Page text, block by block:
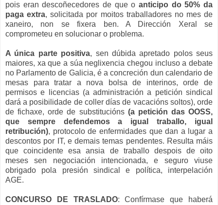
pois eran descoñecedores de que o anticipo do 50% da
paga extra, solicitada por moitos traballadores no mes de
xaneiro, non se fixera ben. A Dirección Xeral se
comprometeu en solucionar o problema.
A única parte positiva, sen dúbida apretado polos seus
maiores, xa que a súa neglixencia chegou incluso a debate
no Parlamento de Galicia, é a concreción dun calendario de
mesas para tratar a nova bolsa de interinos, orde de
permisos e licencias (a administración a petición sindical
dará a posibilidade de coller días de vacacións soltos), orde
de fichaxe, orde de substitucións (a petición das OOSS,
que sempre defendemos a igual traballo, igual
retribución), protocolo de enfermidades que dan a lugar a
descontos por IT, e demais temas pendentes. Resulta máis
que coincidente esa ansia de traballo despois de oito
meses sen negociación intencionada, e seguro viuse
obrigado pola presión sindical e política, interpelación
AGE.
CONCURSO DE TRASLADO: Confírmase que haberá